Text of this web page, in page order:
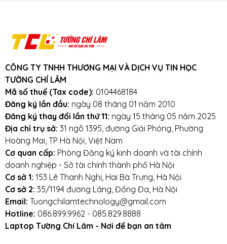
Cam kết:Tường Chí Lâm
chất lượng cao. Với tiêu chí chất lượng là
hàng đầu, chúng thôi cam kết không bán
hàng kém chất lượng, gây ảnh hưởng
đến laptop của khách hàng.
Lâm – Điểm 10 cho sự tin cậy
Lưu ý khi sử dụng pin laptop:
Tránh pin bị va đập, rơi vỡ, móp méo, tác
động vật lý bên ngoài vào
Tránh pin tiếp xúc với nước.
Tắt các ứng dụng không cần thiết khi sử dụng
laptop.
CÔNG TY TNHH THƯƠNG MẠI VÀ DỊCH VỤ TIN HỌC
TƯỜNG CHÍ LÂM
Mã số thuế (Tax code): 0104468184
Đăng ký lần đầu: ngày 08 tháng 01 năm 2010
Đăng ký thay đổi lần thứ 11: ngày 15 tháng 05 năm 2025
Địa chỉ trụ sở: 31 ngõ 1395, đường Giải Phóng, Phường
Hoàng Mai, TP Hà Nội, Việt Nam
Cơ quan cấp: Phòng Đăng ký kinh doanh và tài chính
doanh nghiệp - Sở tài chính thành phố Hà Nội
Cơ sở 1: 153 Lê Thanh Nghị, Hai Bà Trưng, Hà Nội
Cơ sở 2: 35/1194 đường Láng, Đống Đa, Hà Nội
Email: Tuongchilamtechnology@gmail.com
Hotline: 086.899.9962 - 085.829.8888
Laptop Tường Chí Lâm - Nơi để bạn an tâm